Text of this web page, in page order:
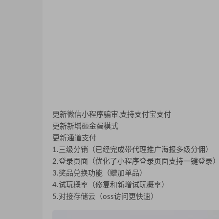
更新微信小程序骗审,支持支付宝支付
更新新增砸金蛋模式
更新通道支付
1.三级分销（已经完成带代理推广海报多级分佣）
2.登录页面（优化了小程序登录页面支持一键登录
3.奖品兑换功能（赠加单品）
4.试玩概率（修复和新增试玩概率）
5.对接存储云（oss访问更快速）